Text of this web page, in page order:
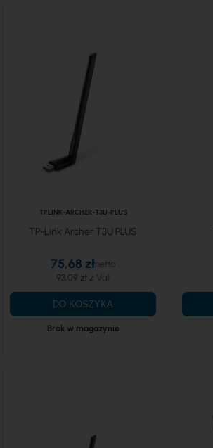
TPLINK-ARCHER-T3U-PLUS
TP-Link Archer T3U PLUS
Brak w magazynie
93,09 zł
75,68 zł
DO KOSZYKA